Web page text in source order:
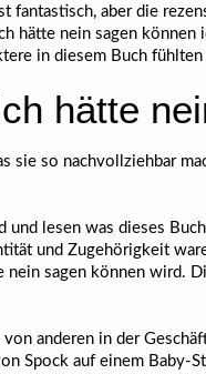
fantastisch, aber die
hätte nein sagen
in diesem Buch
hätte
sie so nachvollziehbar
und lesen was dieses
und Zugehörigkeit
sagen können wird.
anderen in der
Spock auf einem Baby-